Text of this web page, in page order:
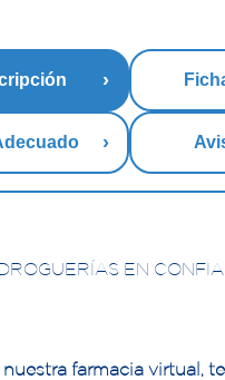
EN
nuestra farmacia virtual,